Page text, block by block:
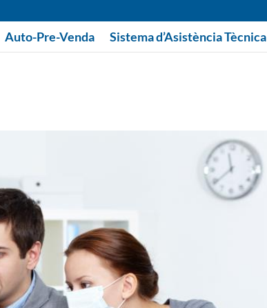
Auto-Pre-Venda Sistema d’Asistència Tècnica